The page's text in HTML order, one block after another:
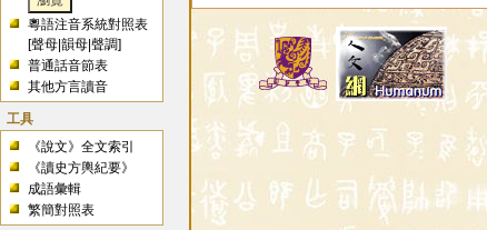
粵語注音系統對照表
[聲母 |韻母 |聲調]
普通話音節表
其他方言讀音
工具
《說文》全文索引
《讀史方輿紀要》
成語彙輯
繁簡對照表